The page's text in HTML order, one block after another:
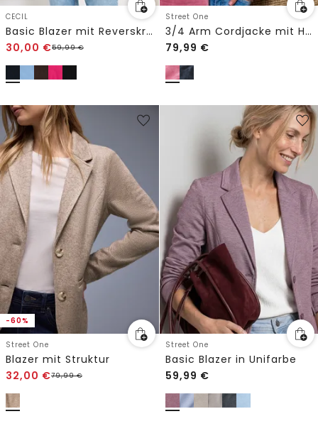
CECIL
Basic Blazer mit Reverskragen
30,00 €59,99€
Street One
3/4 Arm Cordjacke mit Hemdkragen
79,99 €
-60%
Street One
Blazer mit Struktur
32,00 €79,99€
Street One
Basic Blazer in Unifarbe
59,99 €